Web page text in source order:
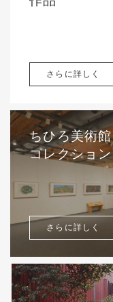
さらに詳しく
ちひろ美術館
コレクション
さらに詳しく